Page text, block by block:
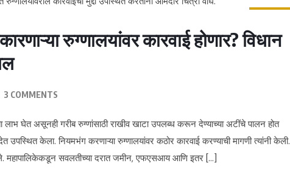
रुग्णालयांवर कारवाई होणार? विधान
3 COMMENTS
लाभ घेत असूनही गरीब रुग्णांसाठी राखीव खाटा उपलब्ध करून देण्याच्या अटींचे पालन होत
उपस्थित केला. नियमभंग करणाऱ्या रुग्णालयांवर कठोर कारवाई करण्याची मागणी त्यांनी केली.
महापालिकेकडून सवलतीच्या दरात जमीन, एफएसआय आणि इतर […]